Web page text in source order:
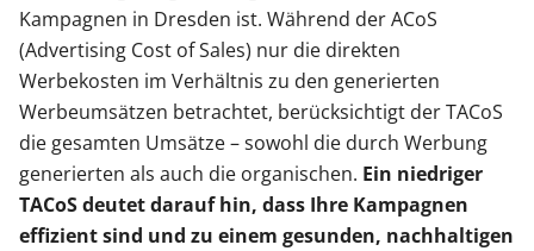
Kampagnen in Dresden ist. Während der ACoS
(Advertising Cost of Sales) nur die direkten
Werbekosten im Verhältnis zu den generierten
Werbeumsätzen betrachtet, berücksichtigt der TACoS
die gesamten Umsätze – sowohl die durch Werbung
generierten als auch die organischen. Ein niedriger
TACoS deutet darauf hin, dass Ihre Kampagnen
effizient sind und zu einem gesunden, nachhaltigen